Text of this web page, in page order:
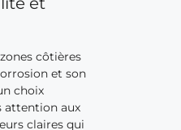
côtières
et son
choix
attention aux
claires qui